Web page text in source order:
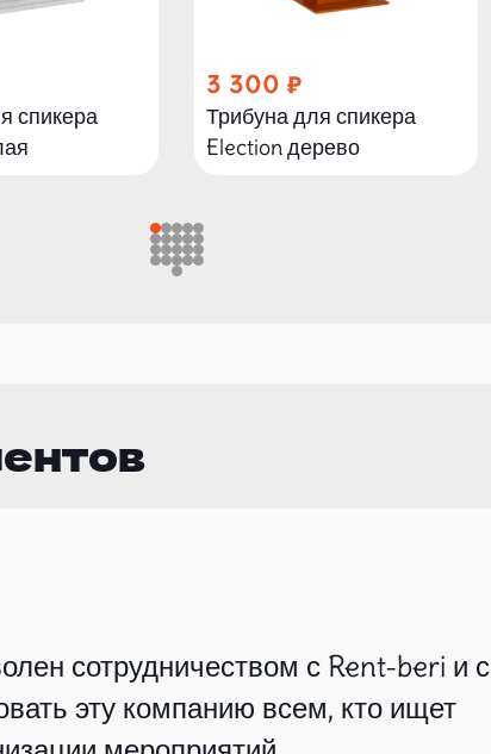
спикера
3 300
Трибуна для спикера
Election дерево
сотрудничеством с Rent-beri и с
эту компанию всем, кто ищет